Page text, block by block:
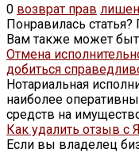
0 возврат прав
Понравилась
Вам также может
Отмена
добиться
Нотариальная
наиболее
средств на
Как удалить отзыв с
Если вы владелец